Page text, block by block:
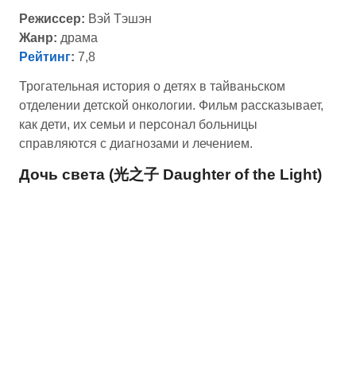
Режиссер: Вэй Тэшэн
Жанр: драма
Рейтинг: 7,8
Трогательная история о детях в тайваньском
отделении детской онкологии. Фильм рассказывает,
как дети, их семьи и персонал больницы
справляются с диагнозами и лечением.
Дочь света (光之子 Daughter of the Light)